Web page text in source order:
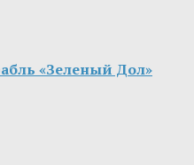
«Зеленый Дол»